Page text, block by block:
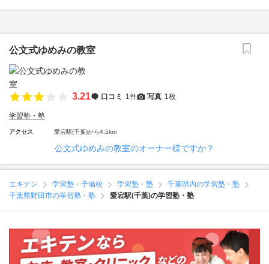
公文式ゆめみの教室
3.21 口コミ 1件 写真 1枚
学習塾・塾
アクセス 愛宕駅(千葉)から4.5km
公文式ゆめみの教室のオーナー様ですか？
エキテン 学習塾・予備校 学習塾・塾
千葉県内の学習塾・塾
千葉県野田市の学習塾・塾
愛宕駅(千葉)の学習塾・塾